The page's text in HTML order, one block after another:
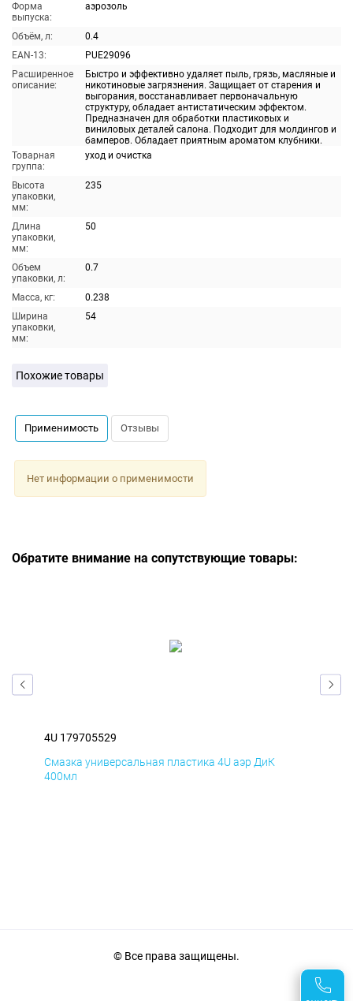
Форма
выпуска:
аэрозоль
Объём, л:
0.4
EAN-13:
PUE29096
Расширенное
описание:
Быстро и эффективно удаляет пыль, грязь, масляные и
никотиновые загрязнения. Защищает от старения и
выгорания, восстанавливает первоначальную
структуру, обладает антистатическим эффектом.
Предназначен для обработки пластиковых и
виниловых деталей салона. Подходит для молдингов и
бамперов. Обладает приятным ароматом клубники.
Товарная
группа:
уход и очистка
Высота
упаковки,
мм:
235
Длина
упаковки,
мм:
50
Объем
упаковки, л:
0.7
Масса, кг:
0.238
Ширина
упаковки,
мм:
54
Похожие товары
Применимость Отзывы
Нет информации о применимости
Обратите внимание на сопутствующие товары:
4U 179705529
Смазка универсальная пластика 4U аэр ДиК
400мл
© Все права защищены.